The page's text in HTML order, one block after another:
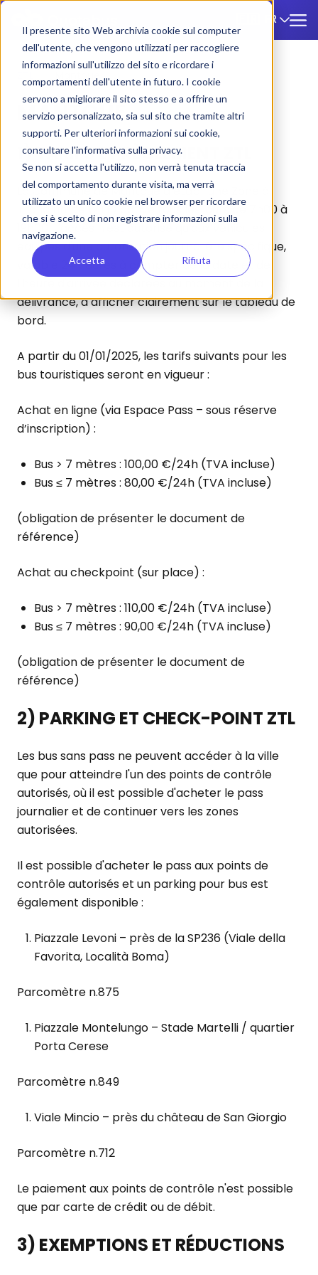
Il presente sito Web archivia cookie sul computer
dell'utente, che vengono utilizzati per raccogliere
informazioni sull'utilizzo del sito e ricordare i
comportamenti dell'utente in futuro. I cookie
servono a migliorare il sito stesso e a offrire un
servizio personalizzato, sia sul sito che tramite altri
supporti. Per ulteriori informazioni sui cookie,
consultare l'informativa sulla privacy.
Se non si accetta l'utilizzo, non verrà tenuta traccia
del comportamento durante visita, ma verrà
utilizzato un unico cookie nel browser per ricordare
che si è scelto di non registrare informazioni sulla
navigazione.
Accetta Rifiuta
FR
Mantoue
MANTOUE
1) TARIFS ET RÈGLEMENT ZTL
La Commune de Mantoue a établi une Zone à
Trafic Limité (ZTL) active tous les jours de 7h00 à
19h00. L'accès n'est autorisé qu'aux véhicules
équipés d'une autorisation journalière spécifique,
valable 24 heures à compter de la date et de
délivrance, à afficher clairement sur le tableau de
bord.
A partir du 01/01/2025, les tarifs suivants pour les
bus touristiques seront en vigueur :
Achat en ligne (via Espace Pass – sous réserve
d’inscription) :
Bus > 7 mètres : 100,00 €/24h (TVA incluse)
Bus ≤ 7 mètres : 80,00 €/24h (TVA incluse)
(obligation de présenter le document de
référence)
Achat au checkpoint (sur place) :
Bus > 7 mètres : 110,00 €/24h (TVA incluse)
Bus ≤ 7 mètres : 90,00 €/24h (TVA incluse)
(obligation de présenter le document de
référence)
2) PARKING ET CHECK-POINT ZTL
Les bus sans pass ne peuvent accéder à la ville
que pour atteindre l'un des points de contrôle
autorisés, où il est possible d'acheter le pass
journalier et de continuer vers les zones
autorisées.
Il est possible d'acheter le pass aux points de
contrôle autorisés et un parking pour bus est
également disponible :
Piazzale Levoni – près de la SP236 (Viale della
Favorita, Località Boma)
Parcomètre n.875
Piazzale Montelungo – Stade Martelli / quartier
Porta Cerese
Parcomètre n.849
Viale Mincio – près du château de San Giorgio
Parcomètre n.712
Le paiement aux points de contrôle n'est possible
que par carte de crédit ou de débit.
3) EXEMPTIONS ET RÉDUCTIONS